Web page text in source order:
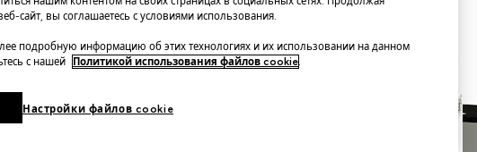
сайт, вы соглашаетесь с условиями использования.
подробную информацию об этих технологиях и их использовании на данном
с нашей
Политикой использования файлов cookie.
Настройки файлов cookie